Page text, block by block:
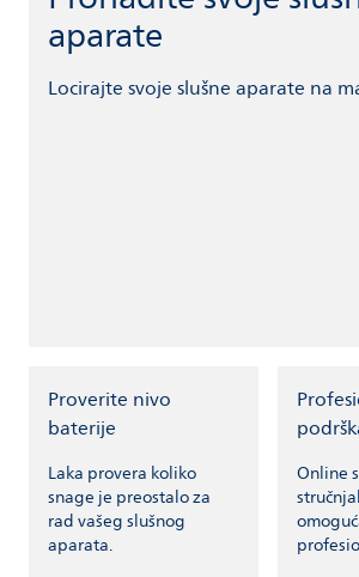
aparate
Locirajte svoje slušne aparate na
Proverite nivo
baterije
Laka provera koliko
snage je preostalo za
rad vašeg slušnog
aparata.
Online